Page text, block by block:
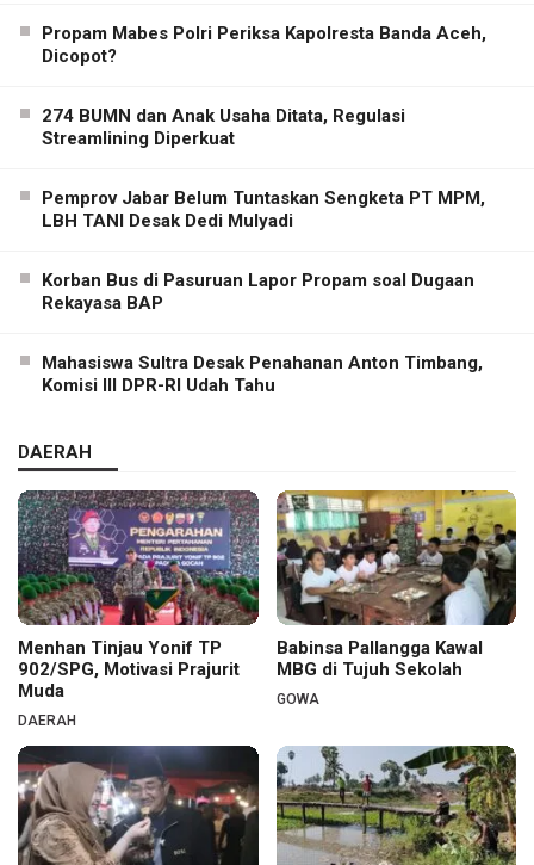
Propam Mabes Polri Periksa Kapolresta Banda Aceh,
Dicopot?
274 BUMN dan Anak Usaha Ditata, Regulasi
Streamlining Diperkuat
Pemprov Jabar Belum Tuntaskan Sengketa PT MPM,
LBH TANI Desak Dedi Mulyadi
Korban Bus di Pasuruan Lapor Propam soal Dugaan
Rekayasa BAP
Mahasiswa Sultra Desak Penahanan Anton Timbang,
Komisi III DPR-RI Udah Tahu
DAERAH
Menhan Tinjau Yonif TP
902/SPG, Motivasi Prajurit
Muda
DAERAH
Babinsa Pallangga Kawal
MBG di Tujuh Sekolah
GOWA